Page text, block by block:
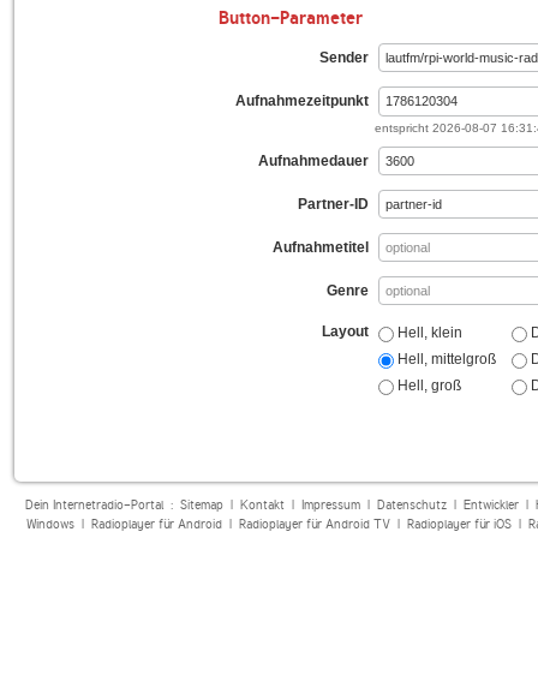
Button-Parameter
Sender
Aufnahmezeitpunkt
entspricht 2026-08-07
Aufnahmedauer
Partner-ID
Aufnahmetitel
Genre
Layout
Hell, klein
Hell, mittelgroß
Hell, groß
Dein Internetradio-Portal : Sitemap| Kontakt| Impressum| Datenschutz| Entwickler|
Windows| Radioplayer für Android| Radioplayer für Android TV| Radioplayer für iOS|